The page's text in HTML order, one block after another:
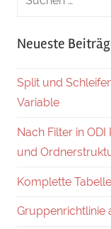
Neueste
Split und
Variable
Nach Filter in
und
Komplette
Gruppenrichtlinie